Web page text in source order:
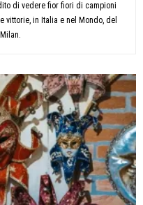
di vedere fior fiori di campioni
in Italia e nel Mondo, del